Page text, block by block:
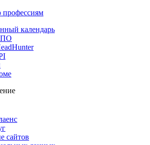
календарь
ПО
сайтов